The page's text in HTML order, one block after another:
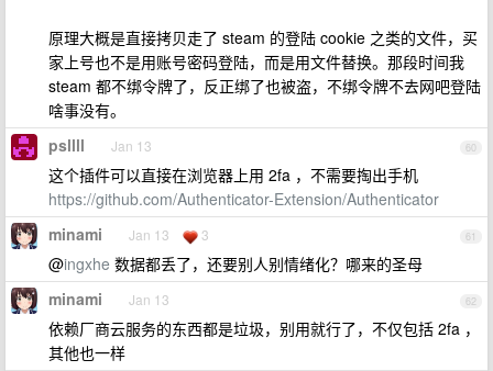
原理大概是直接拷贝走了 steam 的登陆 cookie 之类的文件，买
家上号也不是用账号密码登陆，而是用文件替换。那段时间我
steam 都不绑令牌了，反正绑了也被盗，不绑令牌不去网吧登陆
啥事没有。
60
psllll Jan 13
这个插件可以直接在浏览器上用 2fa ，不需要掏出手机
https://github.com/Authenticator-Extension/Authenticator
61
minami Jan 13 3
@ingxhe 数据都丢了，还要别人别情绪化？哪来的圣母
62
minami Jan 13
依赖厂商云服务的东西都是垃圾，别用就行了，不仅包括 2fa ，
其他也一样